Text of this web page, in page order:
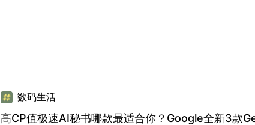
数码生活
高CP值极速AI秘书哪款最适合你？Google全新3款